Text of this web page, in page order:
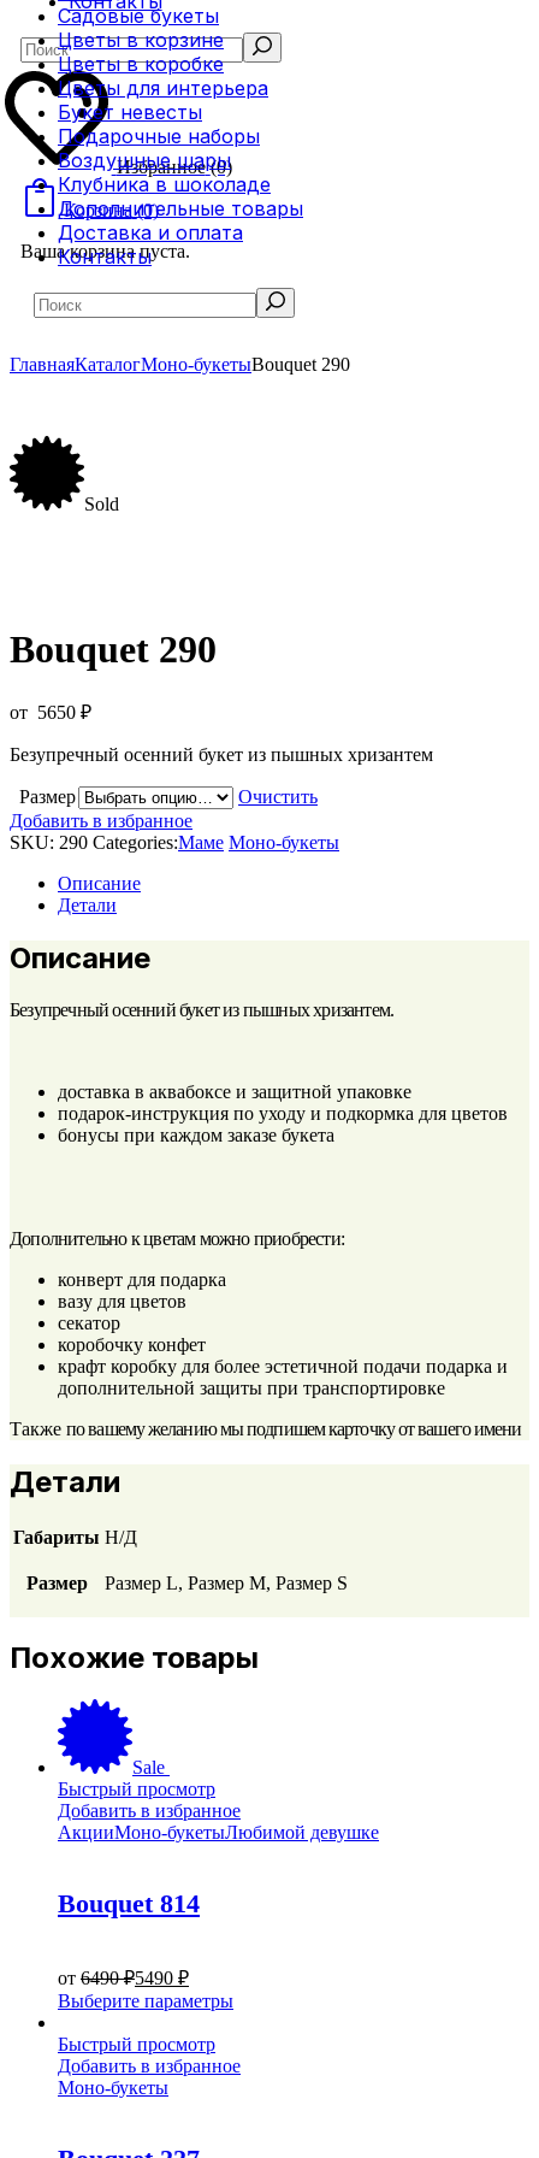
Search
Избранное (0)
Корзина (0)
Ваша корзина пуста.
Садовые букеты
Цветы в корзине
Цветы в коробке
Цветы для интерьера
Букет невесты
Подарочные наборы
Воздушные шары
Клубника в шоколаде
Дополнительные товары
Доставка и оплата
Контакты
Search
ГлавнаяКаталогМоно-букетыBouquet 290
Sold
Bouquet 290
от 5650 ₽
Безупречный осенний букет из пышных хризантем
Размер
Очистить
Добавить в избранное
SKU: 290 Categories:Маме Моно-букеты
Описание
Детали
Описание
Безупречный осенний букет из пышных хризантем.
доставка в аквабоксе и защитной упаковке
подарок-инструкция по уходу и подкормка для цветов
бонусы при каждом заказе букета
Дополнительно к цветам можно приобрести:
конверт для подарка
вазу для цветов
секатор
коробочку конфет
крафт коробку для более эстетичной подачи подарка и
дополнительной защиты при транспортировке
Также по вашему желанию мы подпишем карточку от вашего имени
Детали
Габариты Н/Д
Размер Размер L, Размер М, Размер S
Похожие товары
Sale
Быстрый просмотр
Добавить в избранное
АкцииМоно-букетыЛюбимой девушке
Bouquet 814
от 6490₽5490 ₽
Выберите параметрыЭтот
несколько
Быстрый просмотр
Добавить в избранное
Моно-букеты